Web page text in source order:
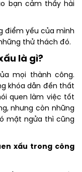
bạn cảm thấy hài
điểm yếu của mình
thử thách đó.
là gì?
mọi thành công.
khóa dẫn đến thất
quen làm việc tốt
nhưng còn những
mặt ngửa thì cũng
xấu trong công